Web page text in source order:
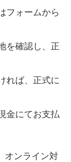
フォームから
を確認し、正
れば、正式に
金にてお支払
オンライン対